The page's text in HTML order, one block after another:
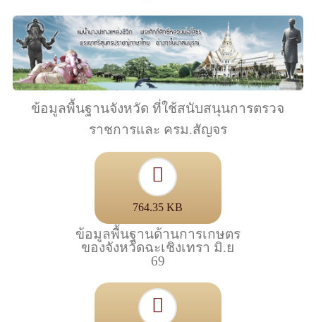
ข้อมูลพื้นฐานจังหวัด ที่ใช้สนับสนุนการตรวจ
ราชการและ ครม.สัญจร
764.35 KB
ข้อมูลพื้นฐานด้านการเกษตร
ของจังหวัดฉะเชิงเทรา มิ.ย
69